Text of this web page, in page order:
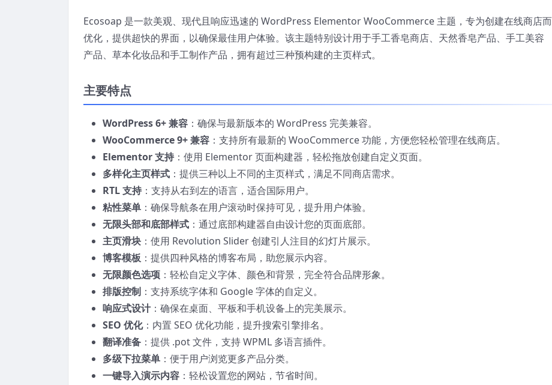
Ecosoap 是一款美观、现代且响应迅速的 WordPress Elementor WooCommerce 主题，专为创建在线商店而
优化，提供超快的界面，以确保最佳用户体验。该主题特别设计用于手工香皂商店、天然香皂产品、手工美容
产品、草本化妆品和手工制作产品，拥有超过三种预构建的主页样式。
主要特点
WordPress 6+ 兼容 ：确保与最新版本的 WordPress 完美兼容。
WooCommerce 9+ 兼容 ：支持所有最新的 WooCommerce 功能，方便您轻松管理在线商店。
Elementor 支持 ：使用 Elementor 页面构建器，轻松拖放创建自定义页面。
多样化主页样式 ：提供三种以上不同的主页样式，满足不同商店需求。
RTL 支持 ：支持从右到左的语言，适合国际用户。
粘性菜单 ：确保导航条在用户滚动时保持可见，提升用户体验。
无限头部和底部样式 ：通过底部构建器自由设计您的页面底部。
主页滑块 ：使用 Revolution Slider 创建引人注目的幻灯片展示。
博客模板 ：提供四种风格的博客布局，助您展示内容。
无限颜色选项 ：轻松自定义字体、颜色和背景，完全符合品牌形象。
排版控制 ：支持系统字体和 Google 字体的自定义。
响应式设计：确保在桌面、平板和手机设备上的完美展示。
SEO 优化：内置 SEO 优化功能，提升搜索引擎排名。
翻译准备 ：提供 .pot 文件，支持 WPML 多语言插件。
多级下拉菜单 ：便于用户浏览更多产品分类。
一键导入演示内容 ：轻松设置您的网站，节省时间。